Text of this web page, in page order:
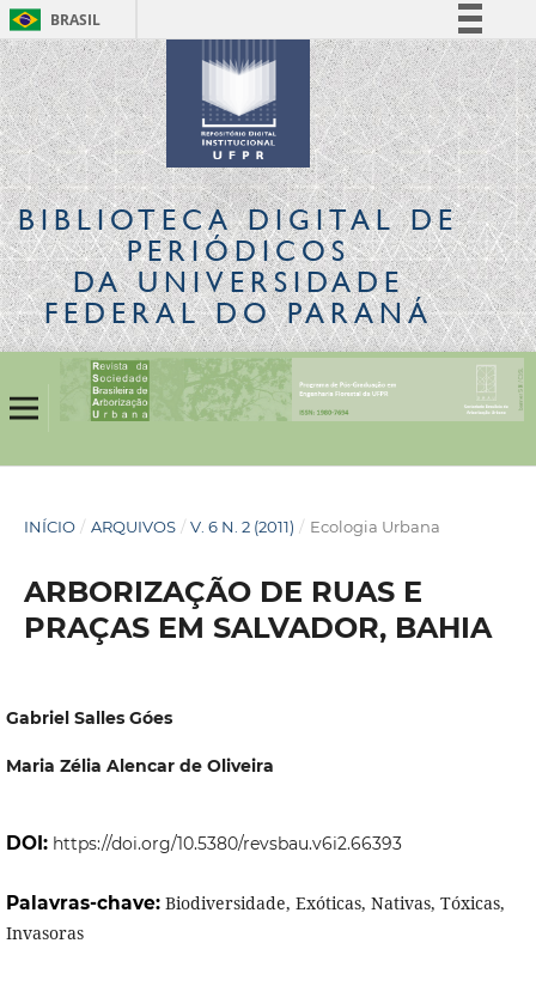
BRASIL
Simplifique!
Comunica BR
Participe
Acesso à informação
Legislação
Canais
BIBLIOTECA DIGITALDE
PERIÓDICOS
DA UNIVERSIDADE
FEDERAL DO PARANÁ
INÍCIO / ARQUIVOS / V. 6 N. 2 (2011) / Ecologia Urbana
ARBORIZAÇÃO DE RUAS E
PRAÇAS EM SALVADOR, BAHIA
Gabriel Salles Góes
Maria Zélia Alencar de Oliveira
DOI: https://doi.org/10.5380/revsbau.v6i2.66393
Palavras-chave: Biodiversidade, Exóticas, Nativas, Tóxicas,
Invasoras